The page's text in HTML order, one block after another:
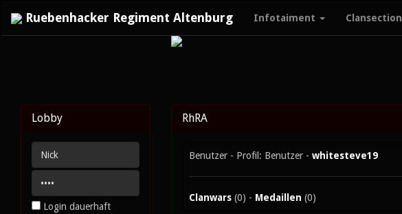
Ruebenhacker Regiment Altenburg Infotaiment Clansection
Lobby
Login dauerhaft
RhRA
Benutzer - Profil: Benutzer - whitesteve19
Clanwars (0) - Medaillen (0)